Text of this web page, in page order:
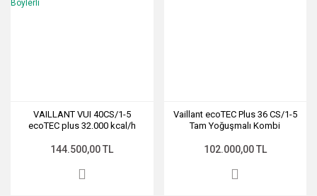
VAILLANT VUI 40CS/1-5
ecoTEC plus 32.000 kcal/h
Entegre Boylerli
144.500,00 TL
Vaillant ecoTEC Plus 36 CS/1-5
Tam Yoğuşmalı Kombi
102.000,00 TL